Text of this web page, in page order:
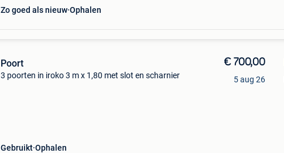
Zo goed als nieuw Ophalen
Poort
3 poorten in iroko 3 m x 1,80 met slot en scharnier
Gebruikt Ophalen
€ 700,00
5 aug 26